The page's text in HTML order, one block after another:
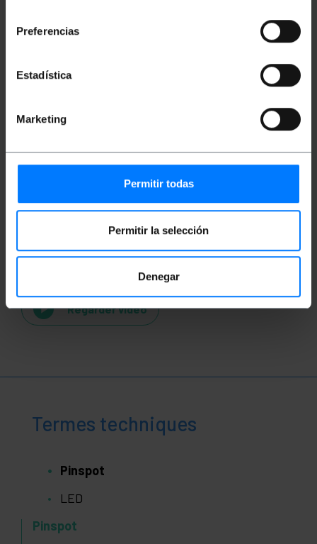
Preferencias
Estadística
Marketing
Permitir todas
Permitir la selección
Denegar
Classification
Vidéos
Regarder vidéo
Termes techniques
Pinspot
LED
Pinspot